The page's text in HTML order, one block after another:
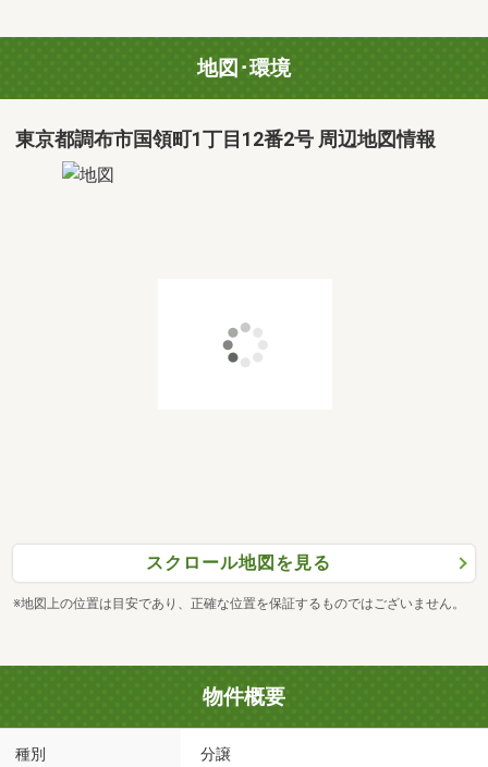
地図･環境
東京都調布市国領町1丁目12番2号 周辺地図情報
スクロール地図を見る
※地図上の位置は目安であり、正確な位置を保証するものではございません。
物件概要
種別 分譲